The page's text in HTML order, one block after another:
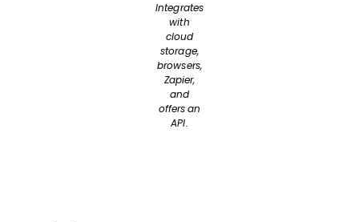
Integrates
with
cloud
storage,
browsers,
Zapier,
and
offers an
API.